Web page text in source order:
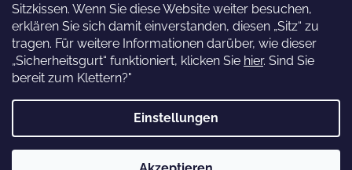
Sitzkissen. Wenn Sie diese Website weiter besuchen,
erklären Sie sich damit einverstanden, diesen „Sitz“ zu
tragen. Für weitere Informationen darüber, wie dieser
„Sicherheitsgurt“ funktioniert, klicken Sie hier. Sind Sie
bereit zum Klettern?"
Einstellungen
rockempire.readytoclimb
Rock Empire Youtube
Rock Empire Story
Newsletter abonnieren